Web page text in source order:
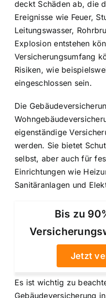
deckt Schäden ab, die
Ereignisse wie Feuer,
Leitungswasser,
Explosion entstehen
Versicherungsumfang
Risiken, wie
eingeschlossen sein.
Die
eigenständige
werden. Sie bietet
selbst, aber auch für
Einrichtungen wie
Sanitäranlagen und
Bis zu
Jetzt
Es ist wichtig zu
Gebäudeversicherung